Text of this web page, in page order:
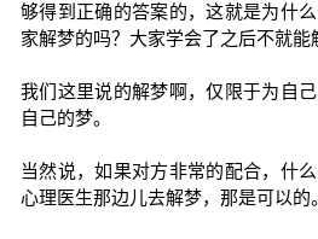
够得到正确的答案的，这就是为什
家解梦的吗？大家学会了之后不就能
我们这里说的解梦啊，仅限于为自
自己的梦。
当然说，如果对方非常的配合，什
心理医生那边儿去解梦，那是可以的。